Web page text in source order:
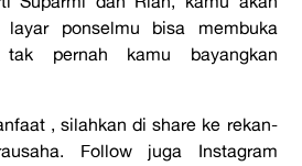
layar ponselmu bisa membuka
pernah kamu bayangkan
, silahkan di share ke rekan-
Follow juga Instagram